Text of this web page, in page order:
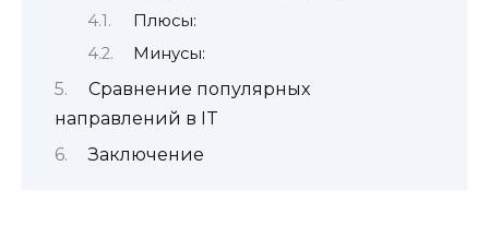
Плюсы:
Минусы:
Сравнение популярных
направлений в IT
Заключение